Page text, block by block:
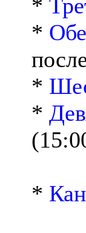
*
*
*
*
*